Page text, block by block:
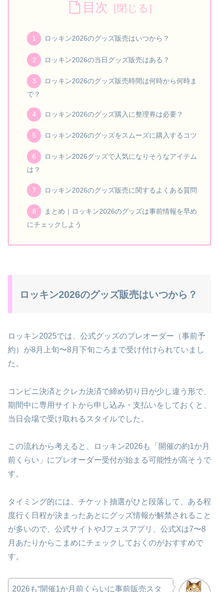
目次
ロッキン2026のグッズ販売はいつから？
ロッキン2026の当日グッズ販売はある？
ロッキン2026のグッズ販売時間は何時から何時ま
で？
ロッキン2026のグッズ購入に整理券は必要？
ロッキン2026のグッズをスムーズに購入するコツ
ロッキン2026グッズで人気になりそうなアイテム
は？
ロッキン2026のグッズ販売に関するよくある質問
まとめ｜ロッキン2026のグッズは事前情報を早め
にチェックしよう
ロッキン2026のグッズ販売はいつから？
ロッキン2025では、公式グッズのプレオーダー（事前予
約）が8月上旬〜8月下旬ごろまで受け付けられていまし
た。
コンビニ決済とクレカ決済で締め切り日が少し違う形で、
期間中に専用サイトから申し込み・支払いをしておくと、
当日会場で受け取れるスタイルでした。
この流れから考えると、ロッキン2026も「開催の約1か月
前くらい」にプレオーダー受付が始まる可能性が高そうで
す。
タイミング的には、チケット抽選がひと段落して、ある程
度行く日程が決まったあとにグッズ情報が解禁されること
が多いので、公式サイトやJフェスアプリ、公式Xは7〜8
月あたりからこまめにチェックしておくのがおすすめで
す。
2026も“開催1か月前くらいに事前販売スタ